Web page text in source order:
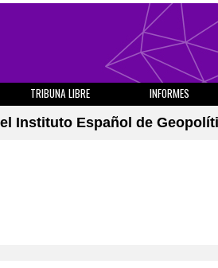
TRIBUNA LIBRE INFORMES
Instituto Español de